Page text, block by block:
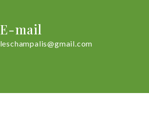
E-mail
leschampalis@gmail.com